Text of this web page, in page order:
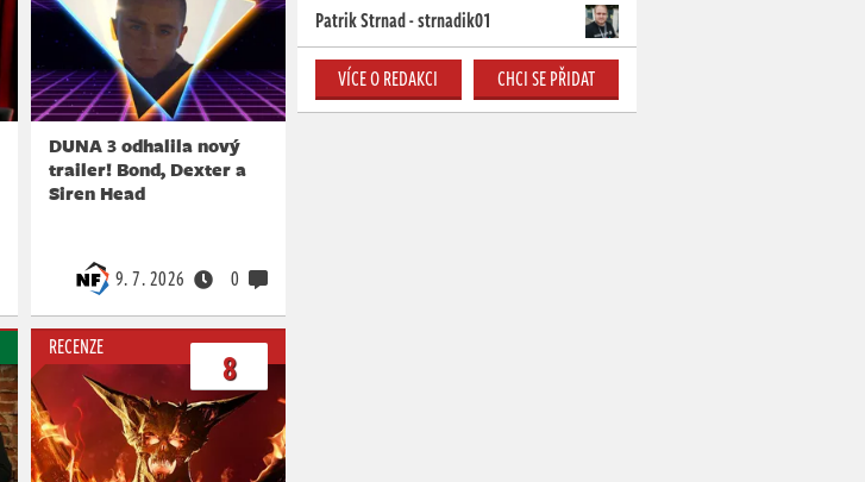
DUNA 3 odhalila nový
trailer! Bond, Dexter a
Siren Head
9. 7. 2026 0
RECENZE 8
Patrik Strnad - strnadik01
VÍCE O REDAKCI CHCI SE PŘIDAT